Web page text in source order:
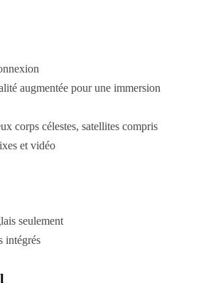
augmentée pour une immersion
corps célestes, satellites compris
et vidéo
seulement
intégrés